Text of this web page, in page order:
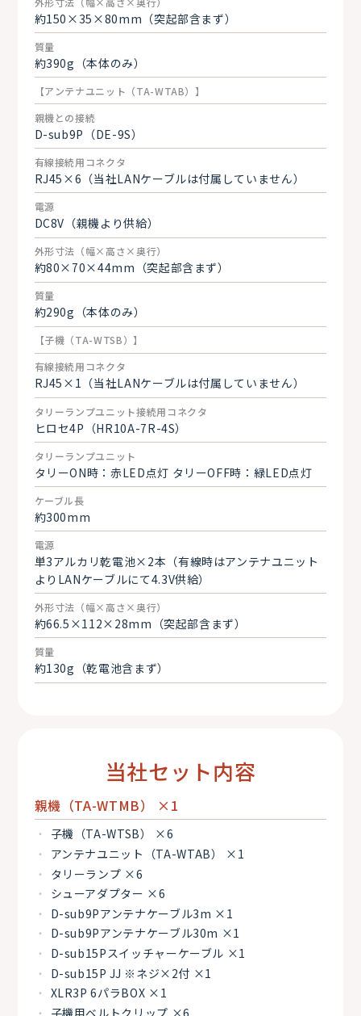
約150×35×80mm（突起部含まず）
質量
約390g（本体のみ）
【アンテナユニット（TA-WTAB）】
親機との接続
D-sub9P（DE-9S）
有線接続用コネクタ
RJ45×6（当社LANケーブルは付属していません）
電源
DC8V（親機より供給）
外形寸法（幅×高さ×奥行）
約80×70×44mm（突起部含まず）
質量
約290g（本体のみ）
【子機（TA-WTSB）】
有線接続用コネクタ
RJ45×1（当社LANケーブルは付属していません）
タリーランプユニット接続用コネクタ
ヒロセ4P（HR10A-7R-4S）
タリーランプユニット
タリーON時：赤LED点灯 タリーOFF時：緑LED点灯
ケーブル長
約300mm
電源
単3アルカリ乾電池×2本（有線時はアンテナユニット
よりLANケーブルにて4.3V供給）
外形寸法（幅×高さ×奥行）
約66.5×112×28mm（突起部含まず）
質量
約130g（乾電池含まず）
当社セット内容
親機（TA-WTMB） ×1
子機（TA-WTSB） ×6
アンテナユニット（TA-WTAB） ×1
タリーランプ ×6
シューアダプター ×6
D-sub9Pアンテナケーブル3m ×1
D-sub9Pアンテナケーブル30m ×1
D-sub15Pスイッチャーケーブル ×1
D-sub15P JJ ※ネジ×2付 ×1
XLR3P 6パラBOX ×1
子機用ベルトクリップ ×6